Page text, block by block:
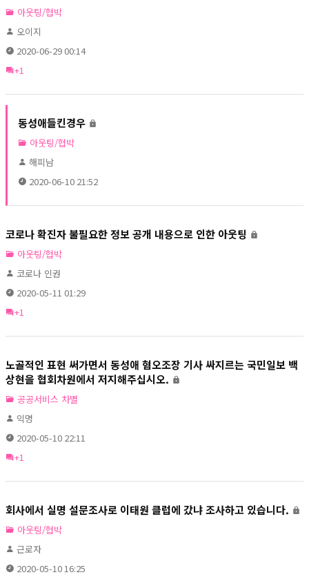
아웃팅/협박
오이지
2020-06-29 00:14
+1
동성애들킨경우
아웃팅/협박
해피남
2020-06-10 21:52
코로나 확진자 불필요한 정보 공개 내용으로 인한 아웃팅
아웃팅/협박
코로나 인권
2020-05-11 01:29
+1
노골적인 표현 써가면서 동성애 혐오조장 기사 싸지르는 국민일보 백
상현을 협회차원에서 저지해주십시오.
공공서비스 차별
익명
2020-05-10 22:11
+1
회사에서 실명 설문조사로 이태원 클럽에 갔냐 조사하고 있습니다.
아웃팅/협박
근로자
2020-05-10 16:25